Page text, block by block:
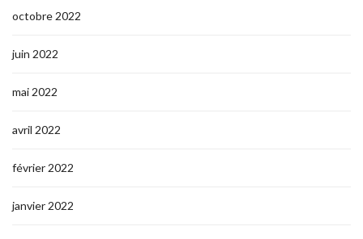
octobre 2022
juin 2022
mai 2022
avril 2022
février 2022
janvier 2022